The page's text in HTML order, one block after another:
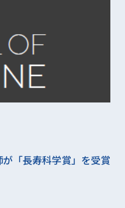
「長寿科学賞」を受賞